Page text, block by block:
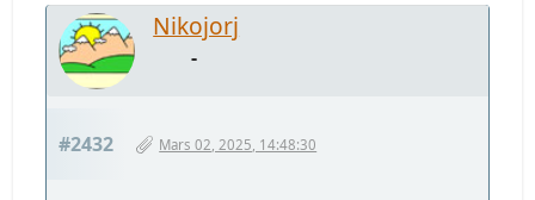
Nikojorj
-
#2432 Mars 02, 2025, 14:48:30